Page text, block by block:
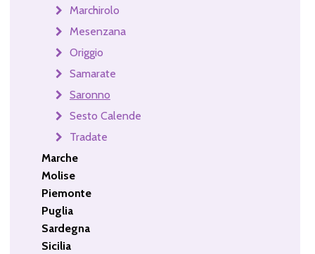
Marchirolo
Mesenzana
Origgio
Samarate
Saronno
Sesto Calende
Tradate
Marche
Molise
Piemonte
Puglia
Sardegna
Sicilia